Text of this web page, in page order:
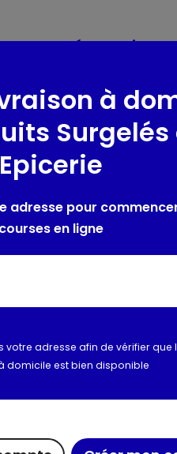
Présentation
Lieu de provenance
Utilisation et
Composition /
Valeurs
Informations
à
Surgelés
Epicerie
adresse pour
courses en ligne
votre adresse afin de vérifier que
domicile est bien disponible